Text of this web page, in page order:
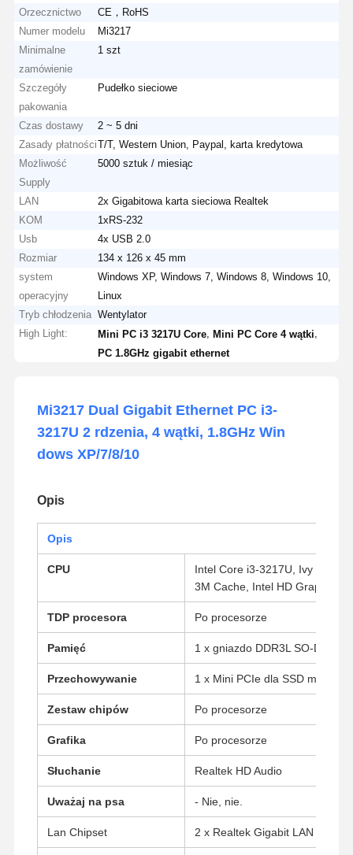
Orzecznictwo
CE，RoHS
Numer modelu
Mi3217
Minimalne
zamówienie
1 szt
Szczegóły
pakowania
Pudełko sieciowe
Czas dostawy
2 ~ 5 dni
Zasady płatnościT/T, Western Union, Paypal, karta kredytowa
Możliwość
Supply
5000 sztuk / miesiąc
LAN
2x Gigabitowa karta sieciowa Realtek
KOM
1xRS-232
Usb
4x USB 2.0
Rozmiar
134 x 126 x 45 mm
system
operacyjny
Windows XP, Windows 7, Windows 8, Windows 10,
Linux
Tryb chłodzenia Wentylator
High Light:
Mini PC i3 3217U Core ,Mini PC Core 4 wątki
PC 1.8GHz gigabit ethernet
Mi3217 Dual Gigabit Ethernet PC i3-
3217U 2 rdzenia, 4 wątki, 1.8GHz Win
dows XP/7/8/10
Opis
Opis
CPU
Intel Core i3-3217U, Ivy
3M Cache, Intel HD Graphics
TDP procesora Po procesorze
Pamięć 1 x gniazdo DDR3L SO-DIMM
Przechowywanie 1 x Mini PCIe dla SSD mSATA,
Zestaw chipów Po procesorze
Grafika Po procesorze
Słuchanie Realtek HD Audio
Uważaj na psa - Nie, nie.
Lan Chipset 2 x Realtek Gigabit LAN